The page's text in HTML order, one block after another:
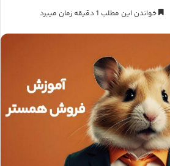
خواندن این مطلب 1 دقیقه زمان میبرد